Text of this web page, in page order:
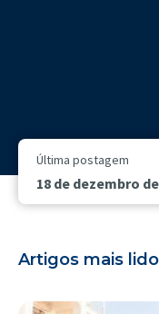
Última postagem
18 de dezembro
Artigos mais